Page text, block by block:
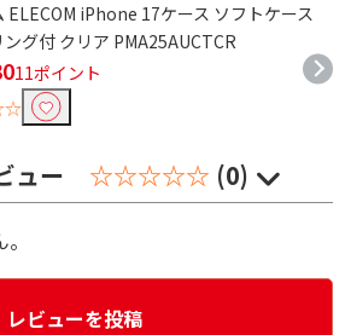
ELECOM iPhone 17ケース ソフトケース
グ付 クリア PMA25AUCTCR
11ポイント
ュー ☆☆☆☆☆ (0)
レビューを投稿